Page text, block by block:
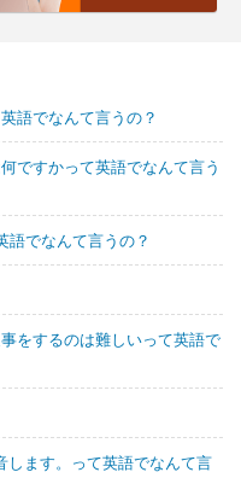
語でなんて言うの？
ですかって英語でなんて言う
語でなんて言うの？
をするのは難しいって英語で
します。って英語でなんて言